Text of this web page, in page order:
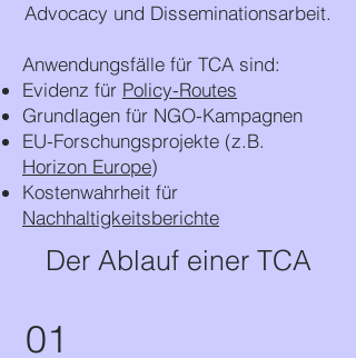
Advocacy und Disseminationsarbeit.
Anwendungsfälle für TCA sind:
Evidenz für Policy-Routes
Grundlagen für NGO-Kampagnen
EU-Forschungsprojekte (z.B.
Horizon Europe)
Kostenwahrheit für
Nachhaltigkeitsberichte
Der Ablauf einer TCA
01